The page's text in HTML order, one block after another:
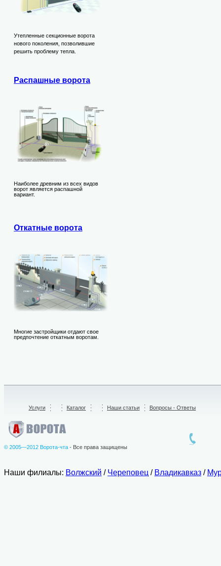
Утепленные секционные ворота
нового поколения, позволившие
решить проблему тепла.
Распашные ворота
Наиболее древним из всех видов
ворот является распашной
вариант.
Откатные ворота
Многие застройщики отдают свое
предпочтение откатным воротам.
Услуги Каталог Наши статьи Вопросы - Ответы
© 2005—2012 Ворота-чта - Все права защищены
Наши филиалы: Волжский / Череповец / Владикавказ /